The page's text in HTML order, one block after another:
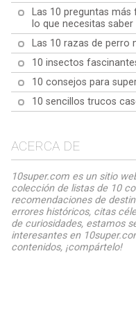
Las 10 preguntas
lo que necesitas saber
Las 10 razas de perro
10 insectos
10 consejos para
10 sencillos trucos
ACERCA DE
10super.com es un sitio
colección de listas de 10
recomendaciones de
errores históricos, citas
de curiosidades, estamos
interesantes en
contenidos, ¡compártelo!